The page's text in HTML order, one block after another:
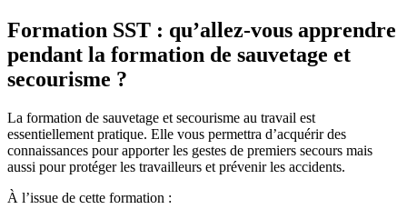
Formation SST : qu’allez-vous apprendre
pendant la formation de sauvetage et
secourisme ?
La formation de sauvetage et secourisme au travail est
essentiellement pratique. Elle vous permettra d’acquérir des
connaissances pour apporter les gestes de premiers secours mais
aussi pour protéger les travailleurs et prévenir les accidents.
À l’issue de cette formation :